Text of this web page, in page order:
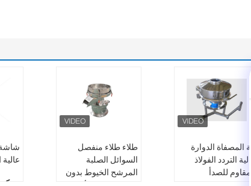
عالية
حركة:
طلاء طلاء منفصل
السوائل الصلبة
المرشح الخيوط بدون
آلة المصفاة الدوارة
عالية التردد الفولاذ
المقاوم للصدأ